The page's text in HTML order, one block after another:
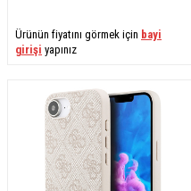
Ürünün fiyatını görmek için bayi
girişi yapınız